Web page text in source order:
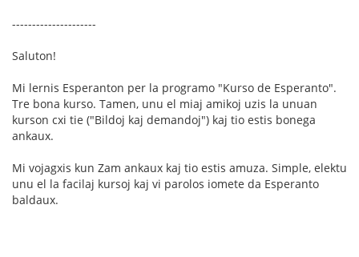
---------------------
Saluton!
Mi lernis Esperanton per la programo "Kurso de Esperanto".
Tre bona kurso. Tamen, unu el miaj amikoj uzis la unuan
kurson cxi tie ("Bildoj kaj demandoj") kaj tio estis bonega
ankaux.
Mi vojagxis kun Zam ankaux kaj tio estis amuza. Simple, elektu
unu el la facilaj kursoj kaj vi parolos iomete da Esperanto
baldaux.